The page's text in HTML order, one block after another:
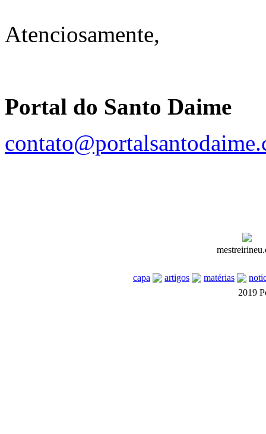
Atenciosamente,
Portal do Santo Daime
capa artigos matérias
2019